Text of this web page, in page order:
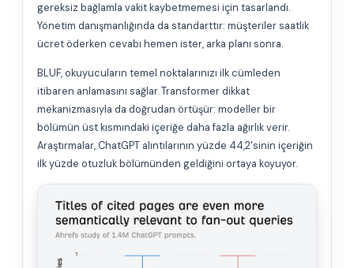
gereksiz bağlamla vakit kaybetmemesi için tasarlandı.
Yönetim danışmanlığında da standarttır: müşteriler saatlik
ücret öderken cevabı hemen ister, arka planı sonra.
BLUF, okuyucuların temel noktalarınızı ilk cümleden
itibaren anlamasını sağlar. Transformer dikkat
mekanizmasıyla da doğrudan örtüşür: modeller bir
bölümün üst kısmındaki içeriğe daha fazla ağırlık verir.
Araştırmalar, ChatGPT alıntılarının yüzde 44,2'sinin içeriğin
ilk yüzde otuzluk bölümünden geldiğini ortaya koyuyor.